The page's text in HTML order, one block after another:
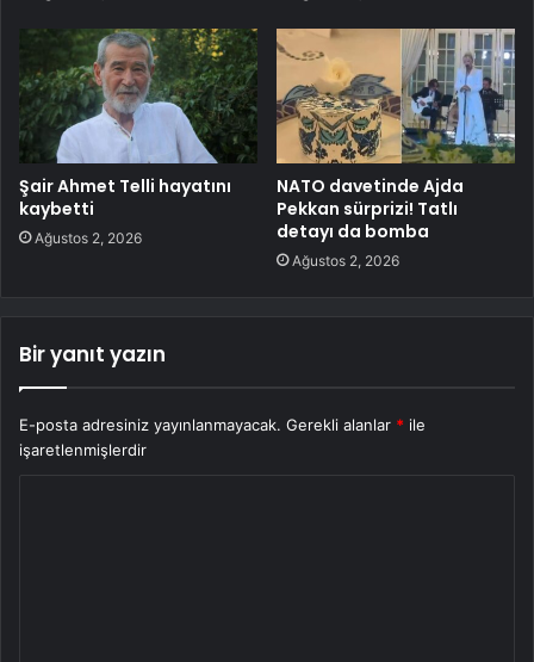
Şair Ahmet Telli hayatını
kaybetti
Ağustos 2, 2026
NATO davetinde Ajda
Pekkan sürprizi! Tatlı
detayı da bomba
Ağustos 2, 2026
Bir yanıt yazın
E-posta adresiniz yayınlanmayacak. Gerekli alanlar * ile
işaretlenmişlerdir